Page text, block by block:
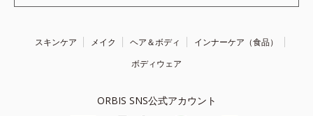
スキンケア メイク ヘア＆ボディ
インナーケア（食品）
ボディウェア
ORBIS SNS公式アカウント